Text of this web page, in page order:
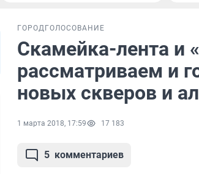
ГОРОД ГОЛОСОВАНИЕ
Скамейка-лента и
рассматриваем и
новых скверов и
1 марта 2018, 17:59 17 183
5 комментариев